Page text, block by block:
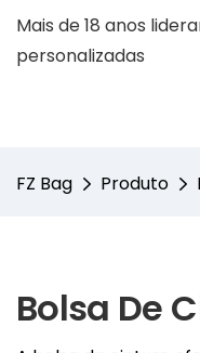
Mais de 18 anos
personalizadas
FZ Bag Produto
Bolsa De